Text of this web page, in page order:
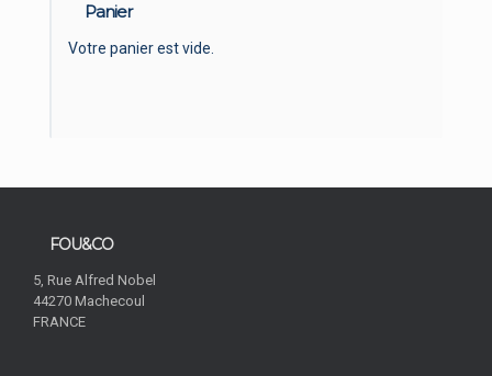
Panier
Votre panier est vide.
FOU&CO
5, Rue Alfred Nobel
44270 Machecoul
FRANCE